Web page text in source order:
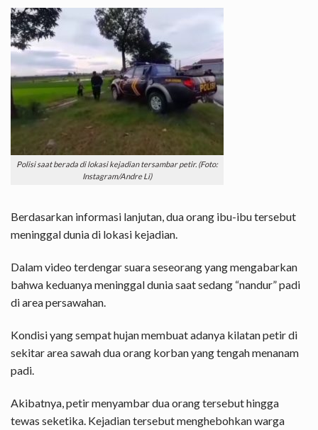
Polisi saat berada di lokasi kejadian tersambar petir. (Foto:
Instagram/Andre Li)
Berdasarkan informasi lanjutan, dua orang ibu-ibu tersebut
meninggal dunia di lokasi kejadian.
Dalam video terdengar suara seseorang yang mengabarkan
bahwa keduanya meninggal dunia saat sedang “nandur” padi
di area persawahan.
Kondisi yang sempat hujan membuat adanya kilatan petir di
sekitar area sawah dua orang korban yang tengah menanam
padi.
Akibatnya, petir menyambar dua orang tersebut hingga
tewas seketika. Kejadian tersebut menghebohkan warga